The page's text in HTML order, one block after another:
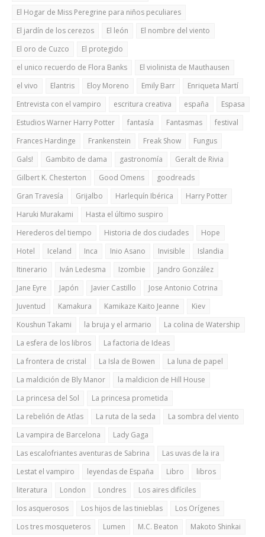
El Hogar de Miss Peregrine para niños peculiares
El jardín de los cerezos
El león
El nombre del viento
El oro de Cuzco
El protegido
el unico recuerdo de Flora Banks
El violinista de Mauthausen
el vivo
Elantris Eloy Moreno Emily Barr
Enriqueta Martí
Entrevista con el vampiro
escritura creativa españa
Espasa
Estudios Warner Harry Potter
fantasía Fantasmas
festival
Frances Hardinge
Frankenstein Freak Show
Fungus
Gals!
Gambito de dama gastronomía
Geralt de Rivia
Gilbert K. Chesterton
Good Omens
goodreads
Gran Travesía
Grijalbo Harlequín Ibérica
Harry Potter
Haruki Murakami
Hasta el último suspiro
Herederos del tiempo
Historia de dos ciudades
Hope
Hotel
Iceland Inca Inio Asano Invisible
Islandia
Itinerario
Iván Ledesma Izombie
Jandro González
Jane Eyre
Japón Javier Castillo
Jose Antonio Cotrina
Juventud
Kamakura Kamikaze Kaito Jeanne
Kiev
Koushun Takami
la bruja y el armario
La colina de Watership
La esfera de los libros
La factoria de Ideas
La frontera de cristal
La Isla de Bowen
La luna de papel
La maldición de Bly Manor
la maldicion de Hill House
La princesa del Sol
La princesa prometida
La rebelión de Atlas
La ruta de la seda
La sombra del viento
La vampira de Barcelona
Lady Gaga
Las escalofriantes aventuras de Sabrina
Las uvas de la ira
Lestat el vampiro
leyendas de España Libro
libros
literatura
London Londres
Los aires difíciles
los asquerosos
Los hijos de las tinieblas
Los Orígenes
Los tres mosqueteros
Lumen M.C. Beaton
Makoto Shinkai